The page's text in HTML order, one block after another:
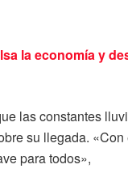
la economía y
las constantes
su llegada. «Con
para todos»,